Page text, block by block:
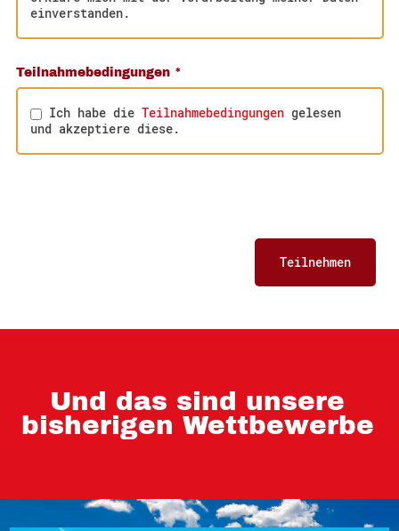
einverstanden.
Teilnahmebedingungen *
Ich habe dieTeilnahmebedingungen gelesen
und akzeptiere diese.
Und das sind unsere
bisherigen Wettbewerbe